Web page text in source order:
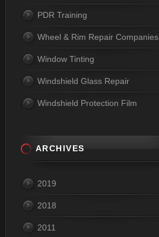
PDR Training
Wheel & Rim Repair Companies
Window Tinting
Windshield Glass Repair
Windshield Protection Film
ARCHIVES
2019
2018
2011